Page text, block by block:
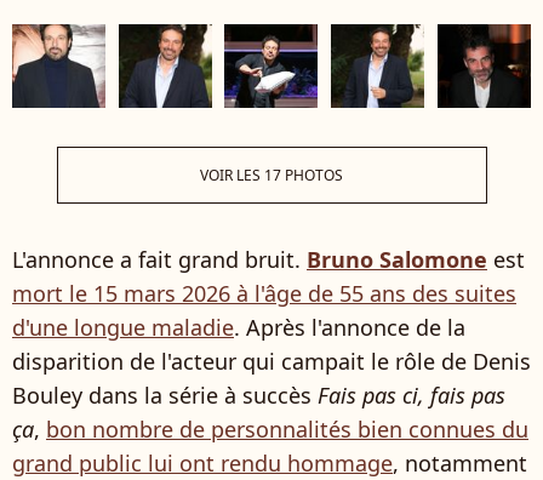
VOIR LES 17 PHOTOS
L'annonce a fait grand bruit. Bruno Salomone est
mort le 15 mars 2026 à l'âge de 55 ans des suites
d'une longue maladie. Après l'annonce de la
disparition de l'acteur qui campait le rôle de Denis
Bouley dans la série à succès Fais pas ci, fais pas
ça, bon nombre de personnalités bien connues du
grand public lui ont rendu hommage, notamment